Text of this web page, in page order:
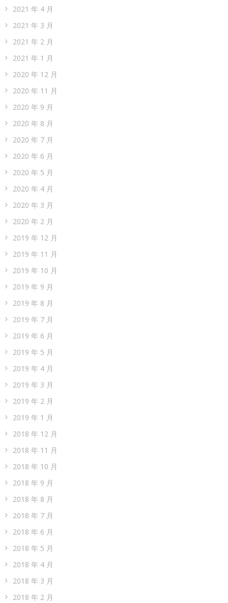
2021 年 4 月
2021 年 3 月
2021 年 2 月
2021 年 1 月
2020 年 12 月
2020 年 11 月
2020 年 9 月
2020 年 8 月
2020 年 7 月
2020 年 6 月
2020 年 5 月
2020 年 4 月
2020 年 3 月
2020 年 2 月
2019 年 12 月
2019 年 11 月
2019 年 10 月
2019 年 9 月
2019 年 8 月
2019 年 7 月
2019 年 6 月
2019 年 5 月
2019 年 4 月
2019 年 3 月
2019 年 2 月
2019 年 1 月
2018 年 12 月
2018 年 11 月
2018 年 10 月
2018 年 9 月
2018 年 8 月
2018 年 7 月
2018 年 6 月
2018 年 5 月
2018 年 4 月
2018 年 3 月
2018 年 2 月